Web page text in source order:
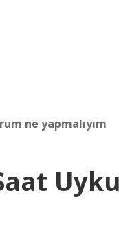
ne yapmalıyım